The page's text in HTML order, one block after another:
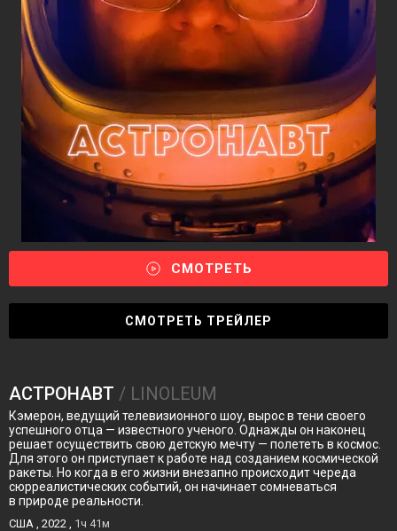
СМОТРЕТЬ
СМОТРЕТЬ ТРЕЙЛЕР
АСТРОНАВТ / LINOLEUM
Кэмерон, ведущий телевизионного шоу, вырос в тени своего
успешного отца — известного ученого. Однажды он наконец
решает осуществить свою детскую мечту — полететь в космос.
Для этого он приступает к работе над созданием космической
ракеты. Но когда в его жизни внезапно происходит череда
сюрреалистических событий, он начинает сомневаться
в природе реальности.
США , 2022 , 1ч 41м